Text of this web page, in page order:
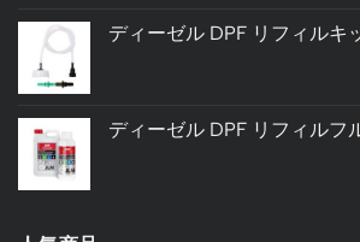
ディーゼル DPF リフィルキ
ディーゼル DPF リフィルフ